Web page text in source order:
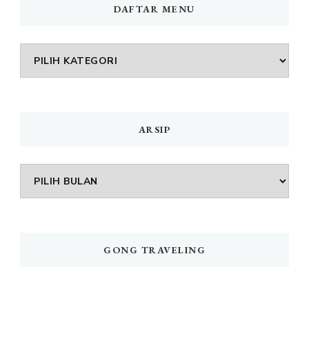
DAFTAR MENU
DAFTAR
MENU
ARSIP
Arsip
GONG TRAVELING